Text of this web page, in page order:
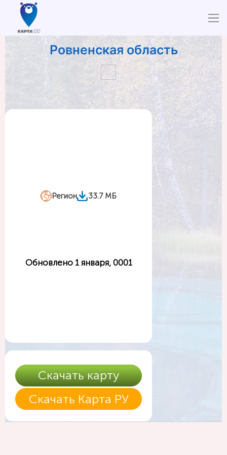
Ровненская область
Регион 33.7 МБ
Обновлено 1 января, 0001
Скачать карту
Скачать Карта РУ